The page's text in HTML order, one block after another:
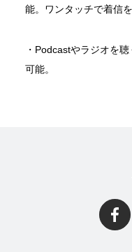
能。ワンタッチで着信を
・Podcastやラジオを
可能。